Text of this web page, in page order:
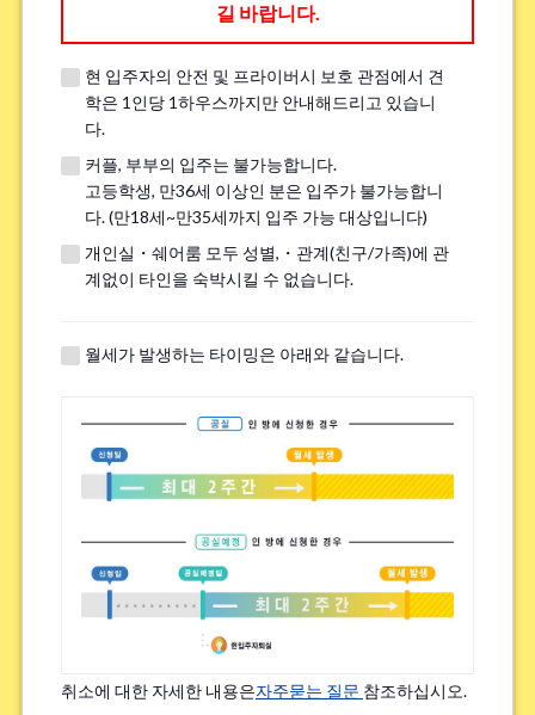
학교와 직장과의 접근성
저렴한 임대료
주변 환경
언어 교류
쉐어하우스 내 높은 교류 빈도
그 외
검토 가능한 집 임대료(상한)
길 바랍니다.
현 입주자의 안전 및 프라이버시 보호 관점에서 견
학은 1인당 1하우스까지만 안내해드리고 있습니
다.
커플, 부부의 입주는 불가능합니다.
고등학생, 만36세 이상인 분은 입주가 불가능합니
다. (만18세~만35세까지 입주 가능 대상입니다)
개인실・쉐어룸 모두 성별,・관계(친구/가족)에 관
계없이 타인을 숙박시킬 수 없습니다.
월세가 발생하는 타이밍은 아래와 같습니다.
취소에 대한 자세한 내용은자주묻는 질문 참조하십시오.